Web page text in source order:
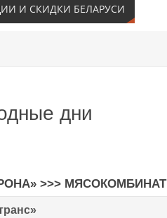
И СКИДКИ БЕЛАРУСИ
дни
>>>МЯСОКОМБИНАТ